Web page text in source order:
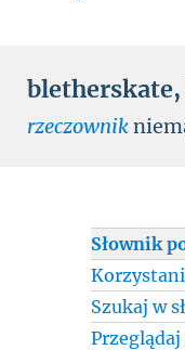
bletherskate,
rzeczownik
Słownik
Szukaj w